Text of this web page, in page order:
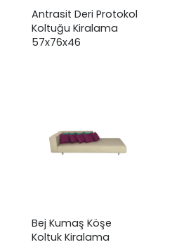
Antrasit Deri Protokol
Koltuğu Kiralama
57x76x46
Bej Kumaş Köşe
Koltuk Kiralama